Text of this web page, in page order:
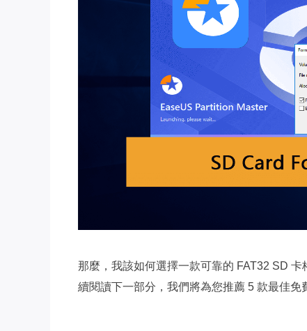
那麼，我該如何選擇一款可靠的 FAT32 SD
續閱讀下一部分，我們將為您推薦 5 款最佳免